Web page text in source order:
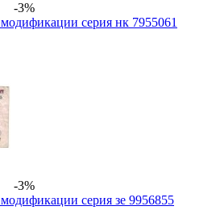
-3%
серия нк 7955061
-3%
серия зе 9956855